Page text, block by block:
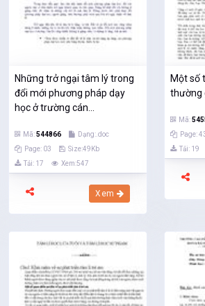
Những trở ngại tâm lý trong
đổi mới phương pháp dạy
học ở trường cán...
Mã:544866
Dạng:.doc
Page: 03
Size:49Kb
Tải: 17
Xem:547
Xem
Một số
thường
Mã:
Page:
Tải: 19